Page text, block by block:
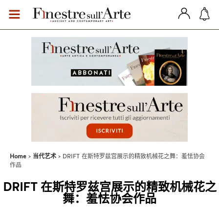
Home 当代艺术
DRIFT 在斯特罗兹宫展示的精致机械花之舞：羞怯协会
作品
DRIFT 在斯特罗兹宫展示的精致机械花之
舞：羞怯协会作品